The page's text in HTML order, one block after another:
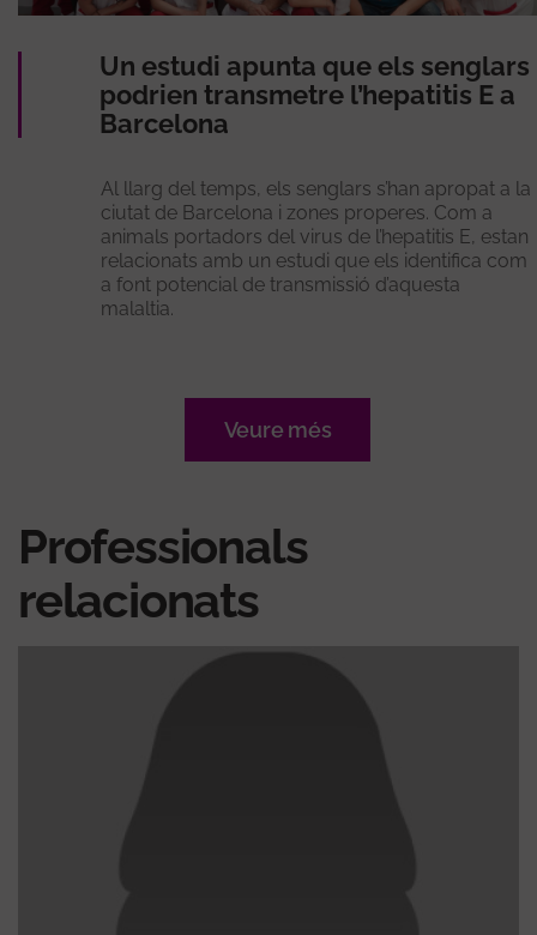
Un estudi apunta que els senglars
podrien transmetre l’hepatitis E a
Barcelona
Al llarg del temps, els senglars s’han apropat a la
ciutat de Barcelona i zones properes. Com a
animals portadors del virus de l’hepatitis E, estan
relacionats amb un estudi que els identifica com
a font potencial de transmissió d’aquesta
malaltia.
Veure més
Professionals
relacionats